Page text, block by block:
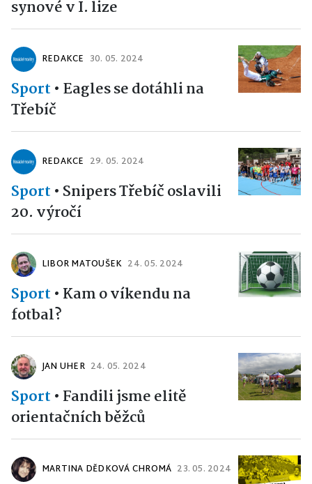
synové v I. lize
REDAKCE 30. 05. 2024
Sport • Eagles se dotáhli na
Třebíč
REDAKCE 29. 05. 2024
Sport • Snipers Třebíč oslavili
20. výročí
LIBOR MATOUŠEK 24. 05. 2024
Sport • Kam o víkendu na
fotbal?
JAN UHER 24. 05. 2024
Sport • Fandili jsme elitě
orientačních běžců
MARTINA DĚDKOVÁ CHROMÁ 23. 05. 2024